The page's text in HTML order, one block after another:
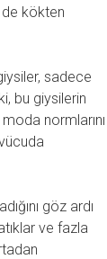
kökten
sadece
bu giysilerin
normlarını
göz ardı
ve fazla